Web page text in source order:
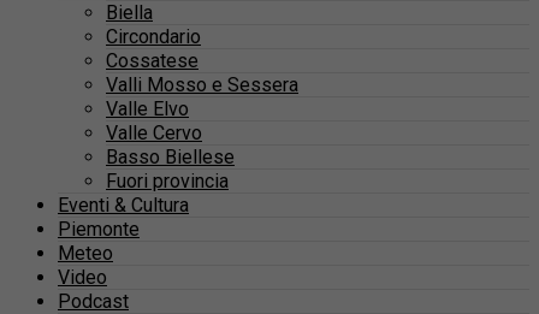
Biella
Circondario
Cossatese
Valli Mosso e Sessera
Valle Elvo
Valle Cervo
Basso Biellese
Fuori provincia
Eventi & Cultura
Piemonte
Meteo
Video
Podcast